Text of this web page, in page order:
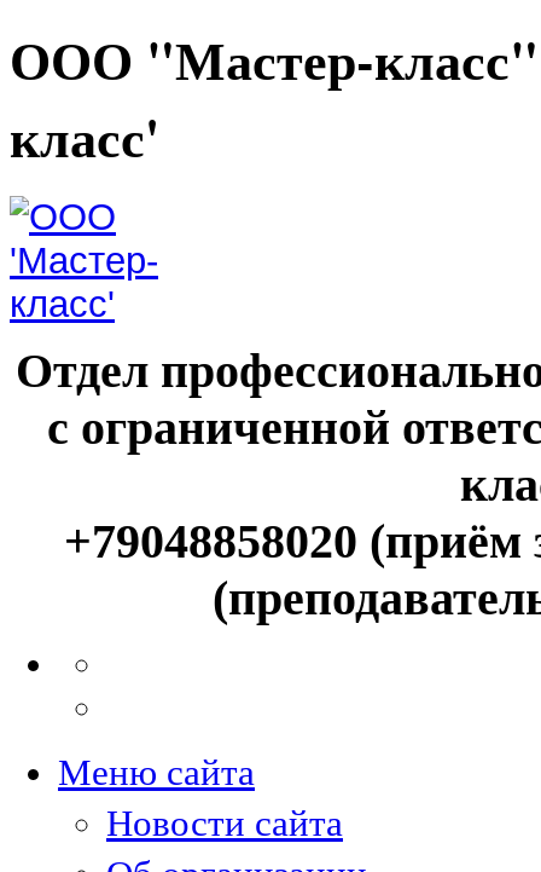
ООО "Мастер-
класс'
Отдел
с ограниченной
+79048858020 (приём
Меню сайта
Новости сайта